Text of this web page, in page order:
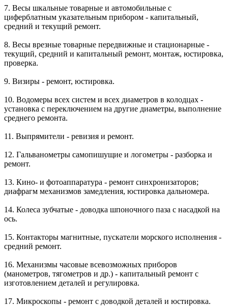
7. Весы шкальные товарные и автомобильные с
циферблатным указательным прибором - капитальный,
средний и текущий ремонт.
8. Весы врезные товарные передвижные и стационарные -
текущий, средний и капитальный ремонт, монтаж, юстировка,
проверка.
9. Визиры - ремонт, юстировка.
10. Водомеры всех систем и всех диаметров в колодцах -
установка с переключением на другие диаметры, выполнение
среднего ремонта.
11. Выпрямители - ревизия и ремонт.
12. Гальванометры самопишущие и логометры - разборка и
ремонт.
13. Кино- и фотоаппаратура - ремонт синхронизаторов;
диафрагм механизмов замедления, юстировка дальномера.
14. Колеса зубчатые - доводка шпоночного паза с насадкой на
ось.
15. Контакторы магнитные, пускатели морского исполнения -
средний ремонт.
16. Механизмы часовые всевозможных приборов
(манометров, тягометров и др.) - капитальный ремонт с
изготовлением деталей и регулировка.
17. Микроскопы - ремонт с доводкой деталей и юстировка.